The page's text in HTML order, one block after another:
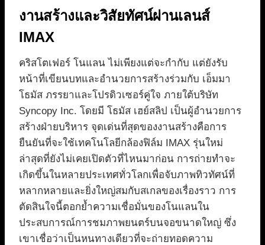
งานสร้างและวิสัยทัศน์ผ่านเลนส์
IMAX
คริสโตเฟอร์ โนแลน ไม่เพียงแต่จะกำกับ แต่ยังรับ
หน้าที่เขียนบทและอำนวยการสร้างร่วมกับ เอ็มมา
โธมัส ภรรยาและโปรดิวเซอร์คู่ใจ ภายใต้บริษัท
Syncopy Inc. โดยมี โธมัส เฮย์สลิป เป็นผู้อำนวยการ
สร้างฝ่ายบริหาร จุดเด่นที่สุดของงานสร้างคือการ
ยืนยันที่จะใช้เทคโนโลยีกล้องฟิล์ม IMAX รุ่นใหม่
ล่าสุดที่ยังไม่เคยเปิดตัวที่ไหนมาก่อน การถ่ายทำจะ
เกิดขึ้นในหลายประเทศทั่วโลกเพื่อจับภาพทิวทัศน์ที่
หลากหลายและยิ่งใหญ่สมกับสเกลของเรื่องราว การ
ตัดสินใจนี้ตอกย้ำความเชื่อมั่นของโนแลนใน
ประสบการณ์การชมภาพยนตร์บนจอขนาดใหญ่ ซึ่ง
เขาเชื่อว่าเป็นหนทางเดียวที่จะถ่ายทอดความ